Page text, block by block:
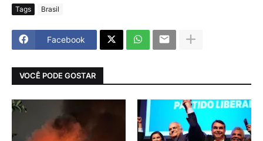
Tags Brasil
Facebook
VOCÊ PODE GOSTAR